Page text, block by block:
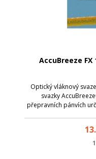
AccuBreeze FX
Optický vláknový
svazky
přepravních pánvích